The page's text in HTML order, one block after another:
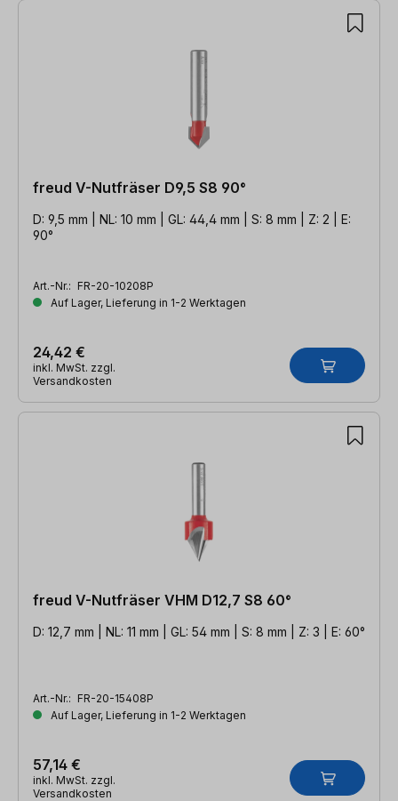
freud V-Nutfräser D9,5 S8 90°
D: 9,5 mm | NL: 10 mm | GL: 44,4 mm | S: 8 mm | Z: 2 | E:
90°
Art.-Nr.: FR-20-10208P
Auf Lager, Lieferung in 1-2 Werktagen
24,42 €
inkl. MwSt. zzgl.
Versandkosten
freud V-Nutfräser VHM D12,7 S8 60°
D: 12,7 mm | NL: 11 mm | GL: 54 mm | S: 8 mm | Z: 3 | E: 60°
Art.-Nr.: FR-20-15408P
Auf Lager, Lieferung in 1-2 Werktagen
57,14 €
inkl. MwSt. zzgl.
Versandkosten